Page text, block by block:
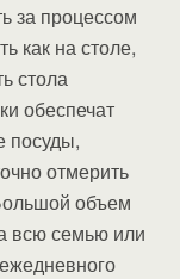
за процессом
как на столе,
стола
обеспечат
посуды,
отмерить
объем
всю семью или